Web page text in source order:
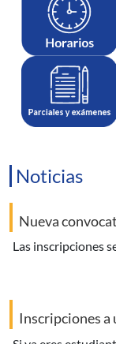
Noticias
Nueva
las inscripciones
Inscripciones a